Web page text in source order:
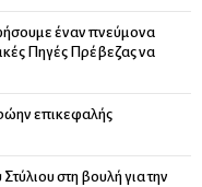
έναν πνεύμονα
Πηγές Πρέβεζας να
επικεφαλής
στη βουλή για την